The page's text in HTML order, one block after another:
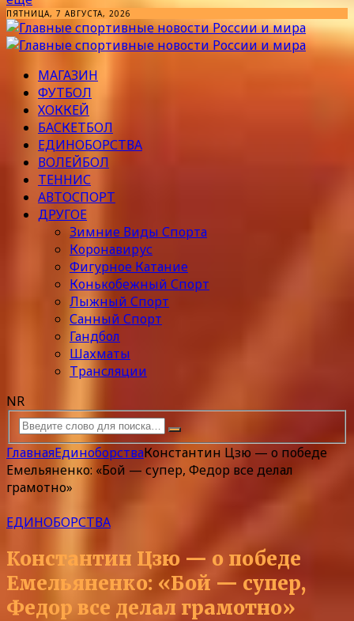
ПЯТНИЦА, 7 АВГУСТА, 2026
МАГАЗИН
ФУТБОЛ
ХОККЕЙ
БАСКЕТБОЛ
ЕДИНОБОРСТВА
ВОЛЕЙБОЛ
ТЕННИС
АВТОСПОРТ
ДРУГОЕ
Зимние Виды Спорта
Коронавирус
Фигурное Катание
Конькобежный Спорт
Лыжный Спорт
Санный Спорт
Гандбол
Шахматы
Трансляции
NR
ГлавнаяЕдиноборстваКонстантин Цзю — о победе
Емельяненко: «Бой — супер, Федор все делал
грамотно»
ЕДИНОБОРСТВА
Константин Цзю — о победе
Емельяненко: «Бой — супер,
Федор все делал грамотно»